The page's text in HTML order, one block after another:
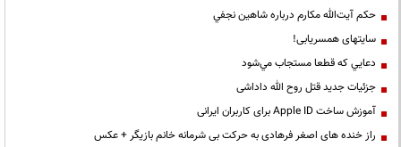
حكم آيت‌الله مكارم درباره شاهين نجفي
سایتهای همسریابی!
دعايي كه قطعا مستجاب مي‌شود
جزئیات جدید قتل روح الله داداشی
آموزش ساخت Apple ID برای کاربران ایرانی
راز خنده های اصغر فرهادی به حرکت بی شرمانه خانم بازیگر + عکس